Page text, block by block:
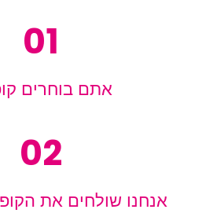
01
אתם בוחרים
02
אנחנו שולחים את